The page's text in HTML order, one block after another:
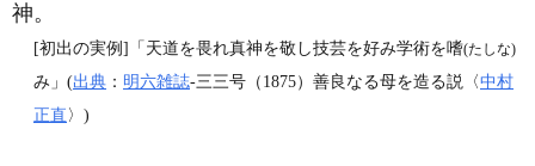
神。
[初出の実例]「天道を畏れ真神を敬し技芸を好み学術を嗜(たしな)
み」(出典 ： 明六雑誌‐三三号（1875）善良なる母を造る説〈中村
正直〉)